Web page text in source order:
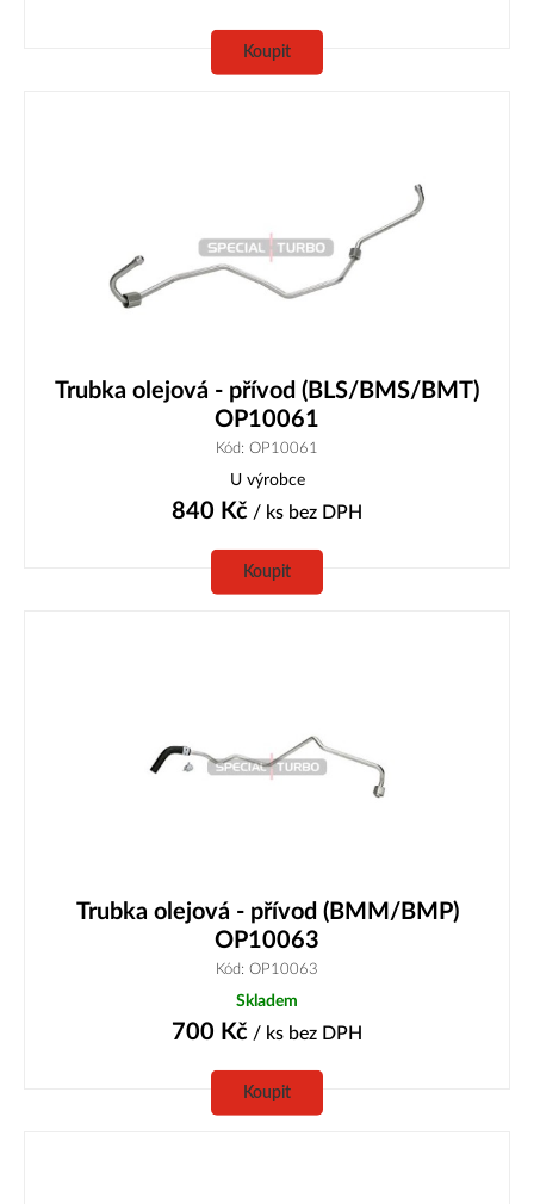
Koupit
Trubka olejová - přívod (BLS/BMS/BMT)
OP10061
Kód: OP10061
U výrobce
840 Kč / ks bez DPH
Koupit
Trubka olejová - přívod (BMM/BMP)
OP10063
Kód: OP10063
Skladem
700 Kč / ks bez DPH
Koupit